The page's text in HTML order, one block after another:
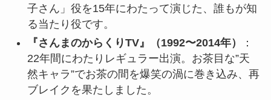
子さん」役を15年にわたって演じた、誰もが知
る当たり役です。
『さんまのからくりTV』（1992〜2014年）
：
22年間にわたりレギュラー出演。お茶目な”天
然キャラ”でお茶の間を爆笑の渦に巻き込み、再
ブレイクを果たしました。